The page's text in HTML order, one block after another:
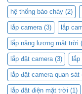
hệ thống báo cháy (2)
lắp camera (3) lắp
lắp năng lượng mặt trời
lắp đặt camera (3)
lắp đặt camera quan sát
lắp đặt điện mặt trời (1)